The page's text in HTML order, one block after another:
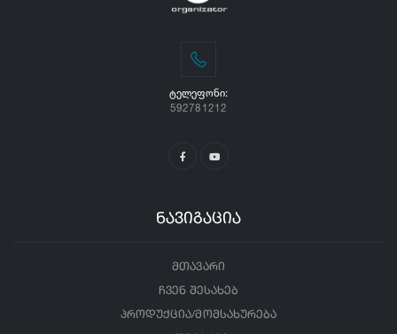
ᲢᲔᲚᲔᲤᲝᲜᲘ:
592781212
ნავიგაცია
მთავარი
ჩვენ შესახებ
პროდუქცია/მომსახურება